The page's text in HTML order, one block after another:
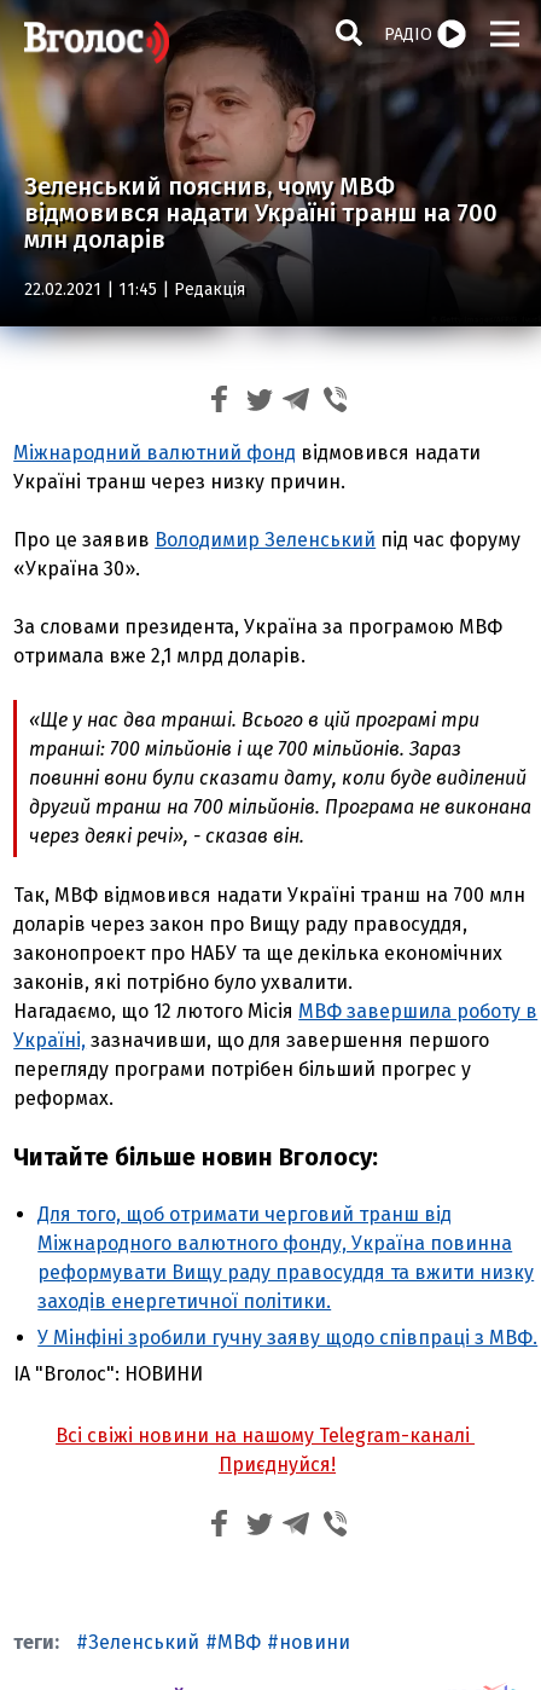
РАДІО
Зеленський пояснив, чому МВФ
відмовився надати Україні транш на 700
млн доларів
22.02.2021 | 11:45 | Редакція
Міжнародний валютний фонд відмовився надати
Україні транш через низку причин.
Про це заявив Володимир Зеленський під час форуму
«Україна 30».
За словами президента, Україна за програмою МВФ
отримала вже 2,1 млрд доларів.
«Ще у нас два транші. Всього в цій програмі три
транші: 700 мільйонів і ще 700 мільйонів. Зараз
повинні вони були сказати дату, коли буде виділений
другий транш на 700 мільйонів. Програма не виконана
через деякі речі», - сказав він.
Так, МВФ відмовився надати Україні транш на 700 млн
доларів через закон про Вищу раду правосуддя,
законопроект про НАБУ та ще декілька економічних
законів, які потрібно було ухвалити.
Нагадаємо, що 12 лютого Місія МВФ завершила роботу в
Україні, зазначивши, що для завершення першого
перегляду програми потрібен більший прогрес у
реформах.
Читайте більше новин Вголосу:
Для того, щоб отримати черговий транш від
Міжнародного валютного фонду, Україна повинна
реформувати Вищу раду правосуддя та вжити низку
заходів енергетичної політики.
У Мінфіні зробили гучну заяву щодо співпраці з МВФ.
ІА "Вголос": НОВИНИ
Всі свіжі новини на нашому Telegram-каналі
Приєднуйся!
Зеленський МВФ новини